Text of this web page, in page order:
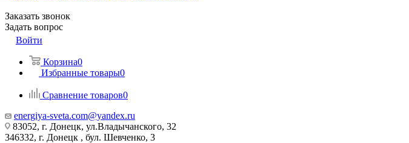
Заказать звонок
Задать вопрос
Войти
Корзина0
Избранные товары0
Сравнение товаров0
energiya-sveta.com@yandex.ru
83052, г. Донецк, ул.Владычанского, 32
346332, г. Донецк , бул. Шевченко, 3